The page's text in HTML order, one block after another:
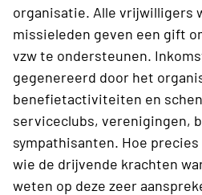
organisatie. Alle vrijwilligers
missieleden geven een gift
vzw te ondersteunen.
gegenereerd door het
benefietactiviteiten en
serviceclubs, verenigingen,
sympathisanten. Hoe
wie de drijvende krachten
weten op deze zeer